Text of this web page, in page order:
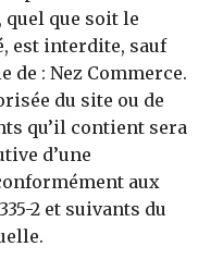
que soit le
est interdite, sauf
: Nez Commerce.
du site ou de
qu’il contient sera
d’une
aux
2 et suivants du